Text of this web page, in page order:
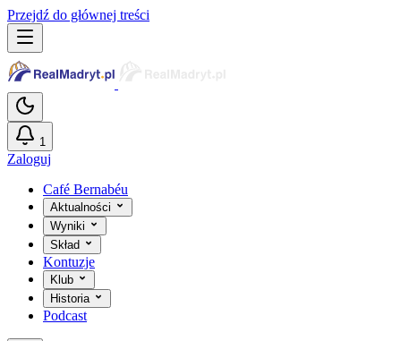
Przejdź do głównej treści
1
Zaloguj
Café Bernabéu
Aktualności
Wyniki
Skład
Kontuzje
Klub
Historia
Podcast